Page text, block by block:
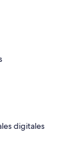
digitales